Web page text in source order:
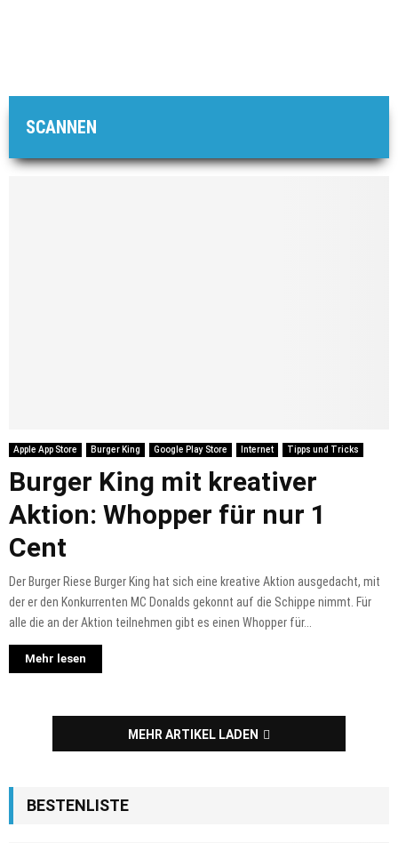
SCANNEN
Apple App Store Burger King Google Play Store Internet Tipps und Tricks
Burger King mit kreativer
Aktion: Whopper für nur 1
Cent
Der Burger Riese Burger King hat sich eine kreative Aktion ausgedacht, mit
der er den Konkurrenten MC Donalds gekonnt auf die Schippe nimmt. Für
alle die an der Aktion teilnehmen gibt es einen Whopper für...
Mehr lesen
MEHR ARTIKEL LADEN
BESTENLISTE